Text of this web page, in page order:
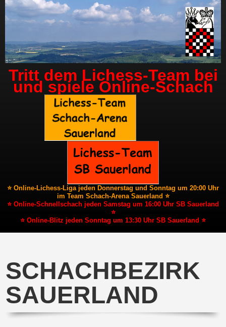
Tritt dem Lichess-Team bei
und spiele Online-Schach
⭐ Online-Lichess-Liga jeden Donnerstag und Sonntag um 20:00 Uhr
im Team Schach-Arena Sauerland ⭐
⭐ Online-Schnellschach jeden Samstag um 16:00 Uhr SB Sauerland
⭐
⭐ Online-Blitz jeden Sonntag um 13:30 Uhr SB Sauerland ⭐
SCHACHBEZIRK
SAUERLAND